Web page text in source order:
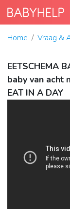
Home Vraag &
EETSCHEMA
baby van acht
EAT IN A DAY